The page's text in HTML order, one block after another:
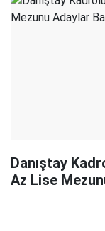
Danıştay
Az Lise